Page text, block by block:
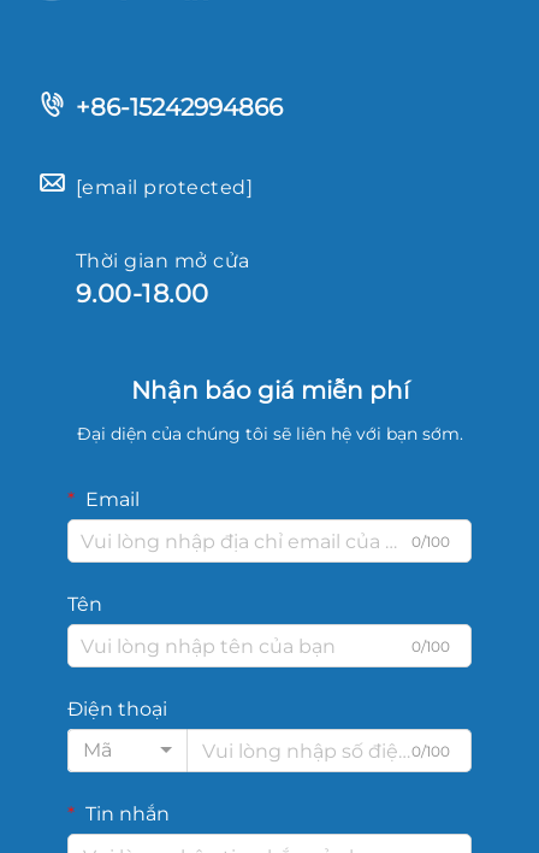
+86-15242994866
[email protected]
Thời gian mở cửa
9.00-18.00
Nhận báo giá miễn phí
Đại diện của chúng tôi sẽ liên hệ với bạn sớm.
Email
0/100
Tên
0/100
Điện thoại
Mã
0/100
Tin nhắn